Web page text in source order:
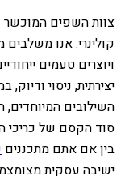
צוות השפים המוכשר
קולינרי. אנו משלבים
ויוצרים טעמים
יצירתית, ניסוי
השילובים המיוחדים,
סוד הקסם של כריכי
בין אם אתם מתכננים
ישיבה עסקית